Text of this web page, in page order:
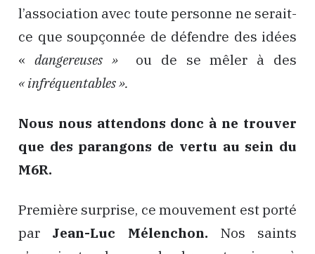
l’association avec toute personne ne serait-
ce que soupçonnée de défendre des idées
« dangereuses »ou de se mêler à des
« infréquentables ».
Nous nous attendons donc à ne trouver
que des parangons de vertu au sein du
M6R.
Première surprise, ce mouvement est porté
par Jean-Luc Mélenchon. Nos saints